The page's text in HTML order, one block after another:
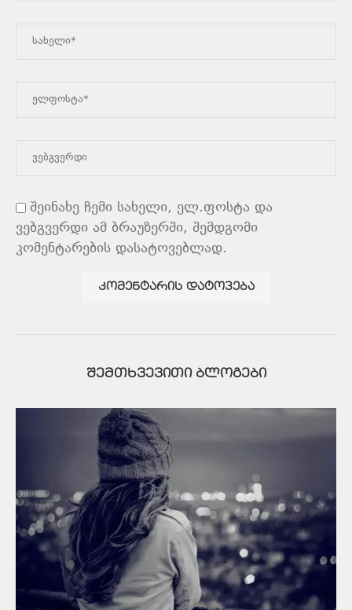
შეინახე ჩემი სახელი, ელ.ფოსტა და
ვებგვერდი ამ ბრაუზერში, შემდგომი
კომენტარების დასატოვებლად.
ᲨᲔᲛᲗᲮᲕᲔᲕᲘᲗᲘ ᲑᲚᲝᲒᲔᲑᲘ